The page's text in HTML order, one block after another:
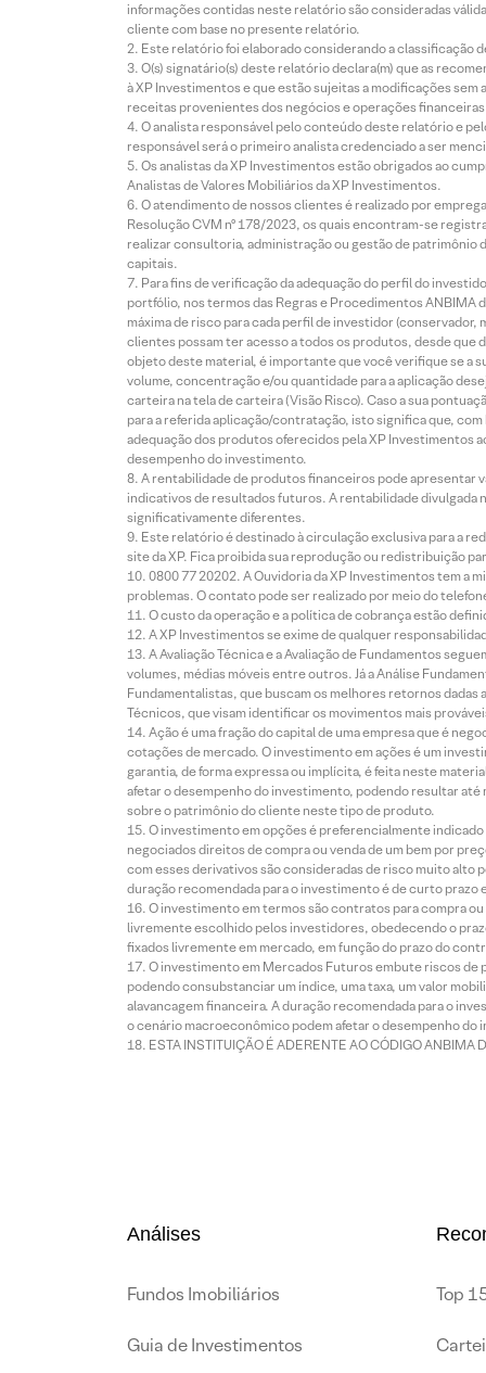
informações contidas neste relatório são consideradas
cliente com base no presente relatório.
Este relatório foi elaborado considerando a classificação
O(s) signatário(s) deste relatório declara(m) que as
à XP Investimentos e que estão sujeitas a modificações
receitas provenientes dos negócios e operações
O analista responsável pelo conteúdo deste relatório e
responsável será o primeiro analista credenciado a ser
Os analistas da XP Investimentos estão obrigados ao
Analistas de Valores Mobiliários da XP Investimentos.
O atendimento de nossos clientes é realizado por
Resolução CVM nº 178/2023, os quais encontram-se
realizar consultoria, administração ou gestão de patrimônio
capitais.
Para fins de verificação da adequação do perfil do
portfólio, nos termos das Regras e Procedimentos
máxima de risco para cada perfil de investidor
clientes possam ter acesso a todos os produtos, desde que
objeto deste material, é importante que você verifique se a
volume, concentração e/ou quantidade para a aplicação
carteira na tela de carteira (Visão Risco). Caso a sua
para a referida aplicação/contratação, isto significa que,
adequação dos produtos oferecidos pela XP Investimentos
desempenho do investimento.
A rentabilidade de produtos financeiros pode apresentar
indicativos de resultados futuros. A rentabilidade divulgada
significativamente diferentes.
Este relatório é destinado à circulação exclusiva para a
site da XP. Fica proibida sua reprodução ou redistribuição
0800 77 20202. A Ouvidoria da XP Investimentos tem a
problemas. O contato pode ser realizado por meio do
O custo da operação e a política de cobrança estão
A XP Investimentos se exime de qualquer
A Avaliação Técnica e a Avaliação de Fundamentos
volumes, médias móveis entre outros. Já a Análise
Fundamentalistas, que buscam os melhores retornos
Técnicos, que visam identificar os movimentos mais
Ação é uma fração do capital de uma empresa que é
cotações de mercado. O investimento em ações é um
garantia, de forma expressa ou implícita, é feita neste
afetar o desempenho do investimento, podendo resultar
sobre o patrimônio do cliente neste tipo de produto.
O investimento em opções é preferencialmente
negociados direitos de compra ou venda de um bem por
com esses derivativos são consideradas de risco muito alto
duração recomendada para o investimento é de curto
O investimento em termos são contratos para compra
livremente escolhido pelos investidores, obedecendo o
fixados livremente em mercado, em função do prazo do
O investimento em Mercados Futuros embute riscos
podendo consubstanciar um índice, uma taxa, um valor
alavancagem financeira. A duração recomendada para o
o cenário macroeconômico podem afetar o desempenho do
ESTA INSTITUIÇÃO É ADERENTE AO CÓDIGO ANBIMA
Análises
Fundos Imobiliários
Guia de Investimentos
Top